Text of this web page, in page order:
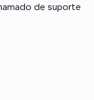
de suporte